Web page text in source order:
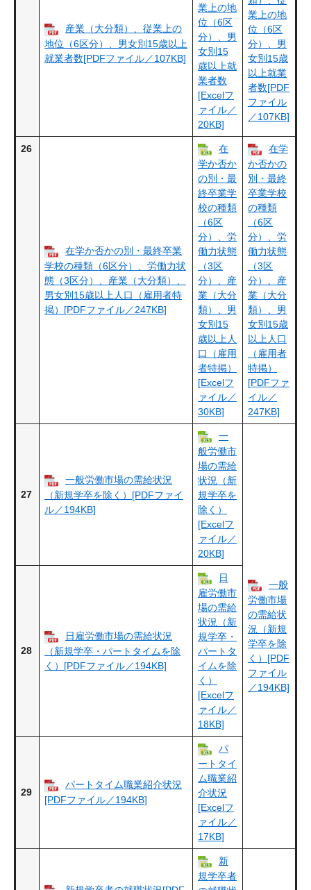
産業（大分類）、従業上の
地位（6区分）、男女別15歳以上
就業者数[PDFファイル／107KB]
業上の地
位（6区
分）、男
女別15
歳以上就
業者数
[Excelフ
ァイル／
20KB]
業上の地
位（6区
分）、男
女別15歳
以上就業
者数[PDF
ファイル
／107KB]
26
在学か否かの別・最終卒業
学校の種類（6区分）、労働力状
態（3区分）、産業（大分類）、
男女別15歳以上人口（雇用者特
掲）[PDFファイル／247KB]
在
学か否か
の別・最
終卒業学
校の種類
（6区
分）、労
働力状態
（3区
分）、産
業（大分
類）、男
女別15
歳以上人
口（雇用
者特掲）
[Excelフ
ァイル／
30KB]
在学
か否かの
別・最終
卒業学校
の種類
（6区
分）、労
働力状態
（3区
分）、産
業（大分
類）、男
女別15歳
以上人口
（雇用者
特掲）
[PDFファ
イル／
247KB]
27
一般労働市場の需給状況
（新規学卒を除く）[PDFファイ
ル／194KB]
一
般労働市
場の需給
状況（新
規学卒を
除く）
[Excelフ
ァイル／
20KB]
一般
労働市場
の需給状
況（新規
学卒を除
く）[PDF
ファイル
／194KB]
28
日雇労働市場の需給状況
（新規学卒・パートタイムを除
く）[PDFファイル／194KB]
日
雇労働市
場の需給
状況（新
規学卒・
パートタ
イムを除
く）
[Excelフ
ァイル／
18KB]
29
パートタイム職業紹介状況
[PDFファイル／194KB]
パ
ートタイ
ム職業紹
介状況
[Excelフ
ァイル／
17KB]
新
規学卒者